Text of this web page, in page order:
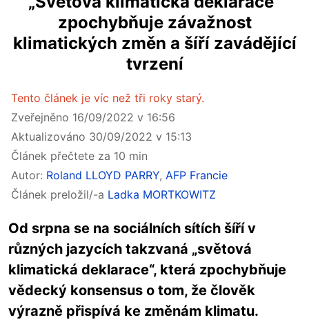
zpochybňuje závažnost
klimatických změn a šíří zavádějící
tvrzení
Tento článek je víc než tři roky starý.
Zveřejněno 16/09/2022 v 16:56
Aktualizováno 30/09/2022 v 15:13
Článek přečtete za 10 min
Autor: Roland LLOYD PARRY, AFP Francie
Článek preložil/-a Ladka MORTKOWITZ
Od srpna se na sociálních sítích šíří v
různých jazycích takzvaná „světová
klimatická deklarace“, která zpochybňuje
vědecký konsensus o tom, že člověk
výrazně přispívá ke změnám klimatu.